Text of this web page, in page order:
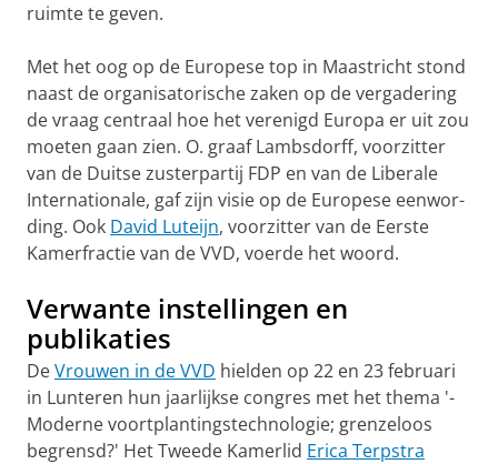
ruimte te geven.
Met het oog op de Europese top in Maastricht stond
naast de organisa­torische zaken op de ver­gadering
de vraag cen­traal hoe het verenigd Europa er uit zou
moeten gaan zien. O. graaf Lambsdorff, voor­zitter
van de Duitse zus­terpar­tij FDP en van de Liberale
Internationale, gaf zijn visie op de Europese eenwor­
ding. Ook David Luteijn, voorzitter van de Eerste
Kamer­fractie van de VVD, voerde het woord.
Verwante instellingen en
publikaties
DeVrouwen in de VVD hielden op 22 en 23 februari
in Lunteren hun jaarlijkse congres met het thema '­
Moderne voort­plan­tings­technologie; grenzeloos
begrensd?' Het Tweede Kamerlid Erica Terpstra